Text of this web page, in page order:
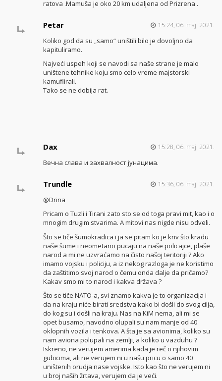
ratova .Mamuša je oko 20 km udaljena od Prizrena .
Petar 15:24, 06. maj. 2021.
Koliko god da su „samo“ uništili bilo je dovoljno da
kapituliramo.
Najveći uspeh koji se navodi sa naše strane je malo
uništene tehnike koju smo celo vreme majstorski
kamuflirali.
Tako se ne dobija rat.
Dax 15:28, 06. maj. 2021.
Вечна слава и захвалност јунацима.
Trundle 15:36, 06. maj. 2021.
@Drina
Pricam o Tuzli i Tirani zato sto se od toga pravi mit, kao i o
mnogim drugim stvarima. A mitovi nas nigde nisu odveli.
Što se tiče šumokradica i ja se pitam ko je kriv što kradu
naše šume i neometano pucaju na naše policajce, plaše
narod a mi ne uzvraćamo na čisto našoj teritoriji ? Ako
imamo vojsku i policiju, a iz nekog razloga je ne koristimo
da zaštitimo svoj narod o čemu onda dalje da pričamo?
Kakav smo mi to narod i kakva država ?
Što se tiče NATO-a, svi znamo kakva je to organizacija i
da na kraju niće birati sredstva kako bi došli do svog cilja,
do kog su i došli na kraju. Nas na KiM nema, ali mi se
opet busamo, navodno olupali su nam manje od 40
oklopnih vozila i tenkova. A šta je sa avionima, koliko su
nam aviona polupali na zemlji, a koliko u vazduhu ?
Iskreno, ne verujem amerima kada je reč o njihovim
gubicima, ali ne verujem ni u našu pricu o samo 40
uništenih orudja nase vojske. Isto kao što ne verujem ni
u broj naših žrtava, verujem da je veći.